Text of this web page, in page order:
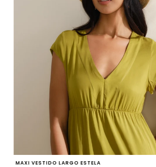
MAXI VESTIDO LARGO ESTELA